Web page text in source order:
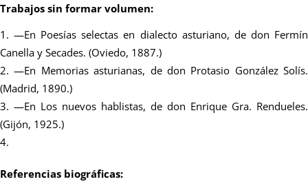
Trabajos sin formar volumen:
—En Poesías selectas en dialecto asturiano, de don Fermín
Canella y Secades. (Oviedo, 1887.)
—En Memorias asturianas, de don Protasio González Solís.
(Madrid, 1890.)
—En Los nuevos hablistas, de don Enrique Gra. Rendueles.
(Gijón, 1925.)
Referencias biográficas: